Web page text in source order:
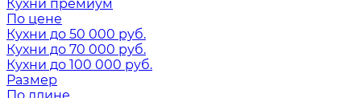
Кухни премиум
По цене
Кухни до 50 000 руб.
Кухни до 70 000 руб.
Кухни до 100 000 руб.
Размер